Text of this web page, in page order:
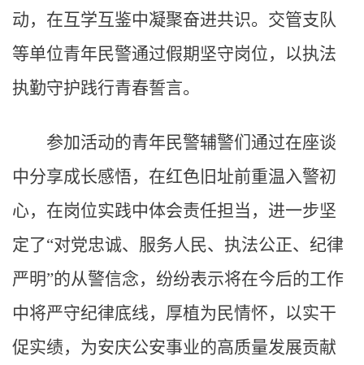
动，在互学互鉴中凝聚奋进共识。交管支队
等单位青年民警通过假期坚守岗位，以执法
执勤守护践行青春誓言。
参加活动的青年民警辅警们通过在座谈
中分享成长感悟，在红色旧址前重温入警初
心，在岗位实践中体会责任担当，进一步坚
定了“对党忠诚、服务人民、执法公正、纪律
严明”的从警信念，纷纷表示将在今后的工作
中将严守纪律底线，厚植为民情怀，以实干
促实绩，为安庆公安事业的高质量发展贡献